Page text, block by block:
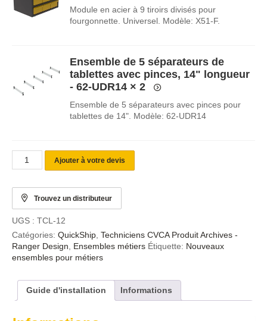
Module en acier à 9 tiroirs divisés pour
fourgonnette. Universel. Modèle: X51-F.
Ensemble de 5 séparateurs de
tablettes avec pinces, 14" longueur
- 62-UDR14× 2
Ensemble de 5 séparateurs avec pinces pour
tablettes de 14". Modèle: 62-UDR14
Ajouter à votre devis
Trouvez un distributeur
UGS : TCL-12
Catégories: QuickShip Techniciens CVCA Produit Archives -
Ranger Design
Ensembles métiers Étiquette: Nouveaux
ensembles pour métiers
Guide d'installation Informations